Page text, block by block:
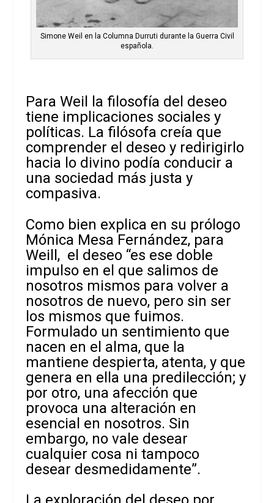
Simone Weil en la Columna Durruti durante la Guerra Civil
española.
Para Weil la filosofía del deseo
tiene implicaciones sociales y
políticas. La filósofa creía que
comprender el deseo y redirigirlo
hacia lo divino podía conducir a
una sociedad más justa y
compasiva.
Como bien explica en su prólogo
Mónica Mesa Fernández, para
Weill, el deseo “es ese doble
impulso en el que salimos de
nosotros mismos para volver a
nosotros de nuevo, pero sin ser
los mismos que fuimos.
Formulado un sentimiento que
nacen en el alma, que la
mantiene despierta, atenta, y que
genera en ella una predilección; y
por otro, una afección que
provoca una alteración en
esencial en nosotros. Sin
embargo, no vale desear
cualquier cosa ni tampoco
desear desmedidamente”.